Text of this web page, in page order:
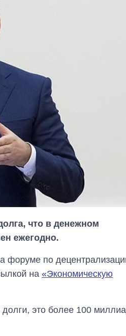
что в денежном
ежегодно.
форуме по
на «Экономическую
это более 100